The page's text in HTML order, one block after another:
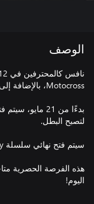
الوصف
بدءًا من 21
هذه الفرصة الحصرية
اليوم!